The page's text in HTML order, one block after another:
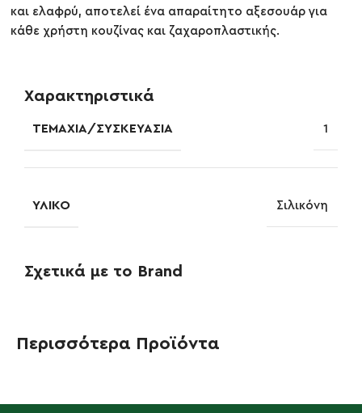
και ελαφρύ, αποτελεί ένα απαραίτητο αξεσουάρ για
κάθε χρήστη κουζίνας και ζαχαροπλαστικής.
Χαρακτηριστικά
ΤΕΜΆΧΙΑ/ΣΥΣΚΕΥΑΣΊΑ 1
ΥΛΙΚΌ Σιλικόνη
Σχετικά με το Brand
Περισσότερα Προϊόντα